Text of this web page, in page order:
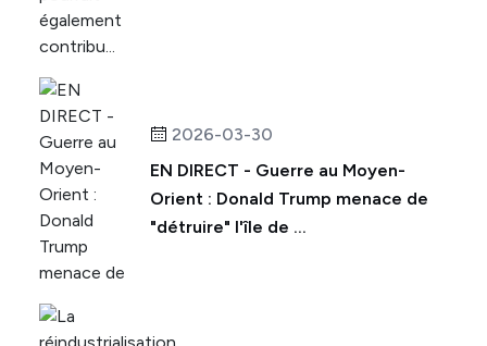
2026-03-30
EN DIRECT - Guerre au Moyen-
Orient : Donald Trump menace de
"détruire" l'île de ...